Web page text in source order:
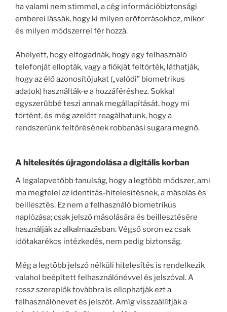
ha valami nem stimmel, a cég információbiztonsági
emberei lássák, hogy ki milyen erőforrásokhoz, mikor
és milyen módszerrel fér hozzá.
Ahelyett, hogy elfogadnák, hogy egy felhasználó
telefonját ellopták, vagy a fiókját feltörték, láthatják,
hogy az élő azonosítójukat („valódi” biometrikus
adatok) használták-e a hozzáféréshez. Sokkal
egyszerűbbé teszi annak megállapítását, hogy mi
történt, és még azelőtt reagálhatunk, hogy a
rendszerünk feltörésének robbanási sugara megnő.
A hitelesítés újragondolása a digitális korban
A legalapvetőbb tanulság, hogy a legtöbb módszer, ami
ma megfelel az identitás-hitelesítésnek, a másolás és
beillesztés. Ez nem a felhasználó biometrikus
naplózása; csak jelszó másolására és beillesztésére
használják az alkalmazásban. Végső soron ez csak
időtakarékos intézkedés, nem pedig biztonság.
Még a legtöbb jelszó nélküli hitelesítés is rendelkezik
valahol beépített felhasználónévvel és jelszóval. A
rossz szereplők továbbra is ellophatják ezt a
felhasználónevet és jelszót. Amíg visszaállítják a